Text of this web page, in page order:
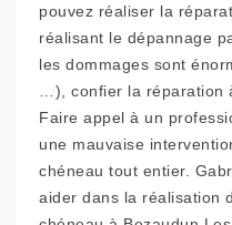
pouvez réaliser la
réalisant le dépannage
les dommages sont
…), confier la réparation
Faire appel à un
une mauvaise
chéneau tout entier.
aider dans la réalisation